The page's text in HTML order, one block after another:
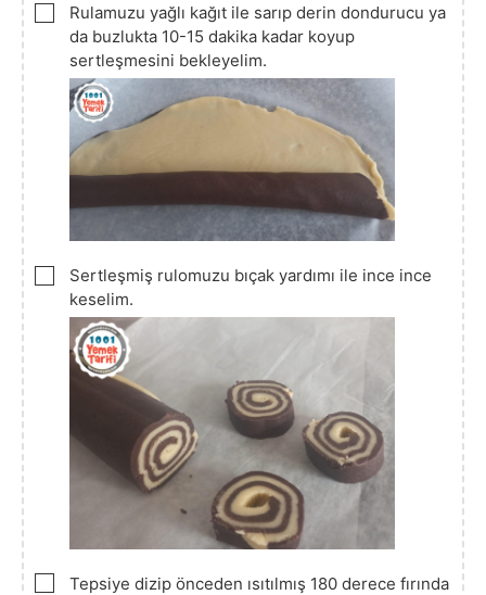
▢
Rulamuzu yağlı kağıt ile sarıp derin dondurucu ya
da buzlukta 10-15 dakika kadar koyup
sertleşmesini bekleyelim.
▢
Sertleşmiş rulomuzu bıçak yardımı ile ince ince
keselim.
▢
Tepsiye dizip önceden ısıtılmış 180 derece fırında